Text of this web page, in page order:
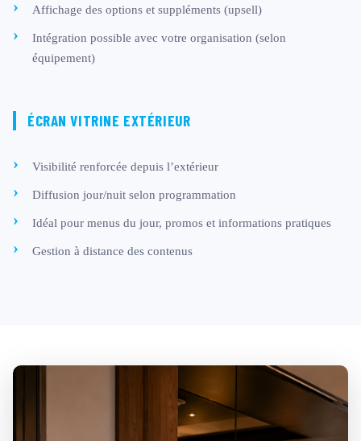
Affichage des options et suppléments (upsell)
Intégration possible avec votre organisation (selon
équipement)
ÉCRAN VITRINE EXTÉRIEUR
Visibilité renforcée depuis l’extérieur
Diffusion jour/nuit selon programmation
Idéal pour menus du jour, promos et informations pratiques
Gestion à distance des contenus